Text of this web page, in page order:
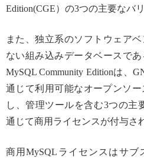
Edition(CGE）の3つの主要なバ
また、独立系のソフトウェア
ない組み込みデータベースであ
MySQL Community Editionは、
通じて利用可能なオープンソ
し、管理ツールを含む3つの主
通じて商用ライセンスが付与さ
商用MySQLライセンスはサ